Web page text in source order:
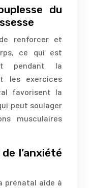
du
renforcer et
ce qui est
pendant la
les exercices
favorisent la
peut soulager
musculaires
l’anxiété
prénatal aide à